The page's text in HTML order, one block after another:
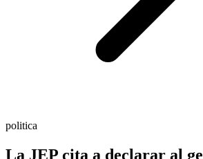
politica
La JEP cita a declarar al